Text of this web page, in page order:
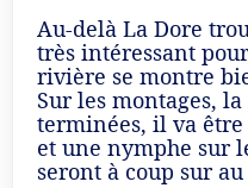
Au-delà La Dore
très intéressant
rivière se montre
Sur les montages,
terminées, il va
et une nymphe sur
seront à coup sur